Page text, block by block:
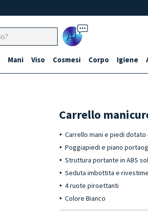
Ai
Mani Viso Cosmesi Corpo Igiene
Carrello
Carrello mani e piedi
Poggiapiedi e piano
Struttura portante in ABS
Seduta imbottita e
4 ruote piroettanti
Colore Bianco